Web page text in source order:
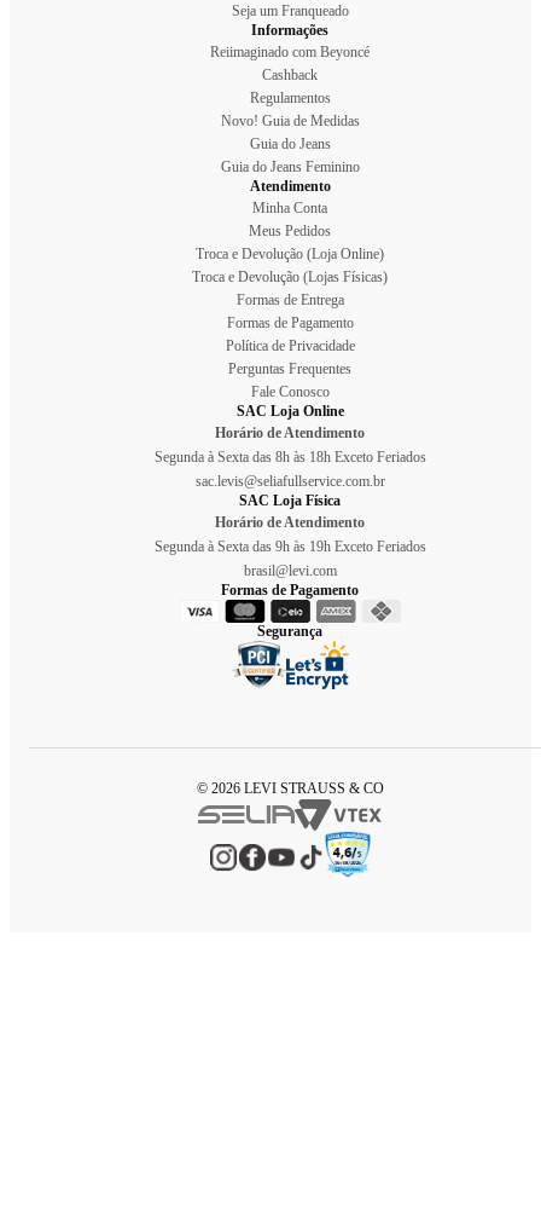
Seja um Franqueado
Informações
Reiimaginado com Beyoncé
Cashback
Regulamentos
Novo! Guia de Medidas
Guia do Jeans
Guia do Jeans Feminino
Atendimento
Minha Conta
Meus Pedidos
Troca e Devolução (Loja Online)
Troca e Devolução (Lojas Físicas)
Formas de Entrega
Formas de Pagamento
Política de Privacidade
Perguntas Frequentes
Fale Conosco
SAC Loja Online
Horário de Atendimento
Segunda à Sexta das 8h às 18h Exceto Feriados
sac.levis@seliafullservice.com.br
SAC Loja Física
Horário de Atendimento
Segunda à Sexta das 9h às 19h Exceto Feriados
brasil@levi.com
Formas de Pagamento
Segurança
© 2026 LEVI STRAUSS & CO